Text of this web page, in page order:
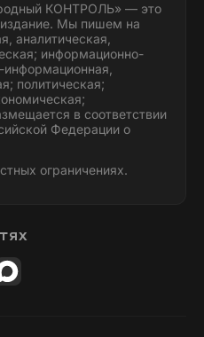
КОНТРОЛЬ» — это
Мы пишем на
аналитическая,
информационно-
политическая;
в соответствии
Федерации о
ограничениях.